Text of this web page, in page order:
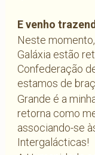
E venho
Neste
Galáxia estão
Confederação
estamos de
Grande é a
retorna como
associando-se
Intergalácticas!